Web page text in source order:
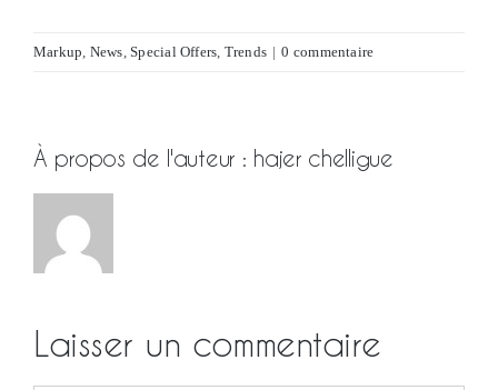
Markup, News,Special Offers, Trends | 0 commentaire
À propos de l'auteur : hajer chelligue
Laisser un commentaire